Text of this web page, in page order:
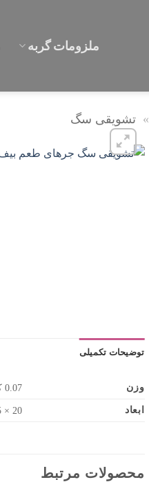
ملزومات گربه
» تشویقی سگ
توضیحات تکمیلی
وزن
0.07 کیلوگرم
ابعاد
20 × 15 × 1 سانتیمتر
محصولات مرتبط